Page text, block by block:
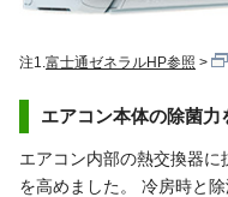
注1. 富士通ゼネラルHP参照
エアコン本体の除菌
エアコン内部の熱交換器に
を高めました。 冷房時と